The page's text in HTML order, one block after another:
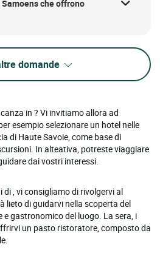
che offrono
domande
in ? Vi invitiamo allora ad
esempio selezionare un hotel nelle
di Haute Savoie, come base di
In alteativa, potreste viaggiare
dai vostri interessi.
, vi consigliamo di rivolgervi al
lieto di guidarvi nella scoperta del
gastronomico del luogo. La sera, i
un pasto ristoratore, composto da